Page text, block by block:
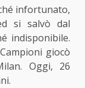
infortunato,
si salvò dal
indisponibile.
giocò
Oggi, 26